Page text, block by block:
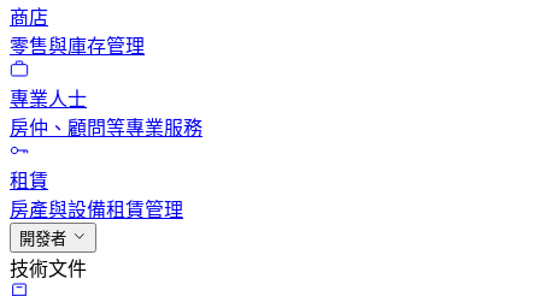
商店
零售與庫存管理
專業人士
房仲、顧問等專業服務
租賃
房產與設備租賃管理
開發者
技術文件